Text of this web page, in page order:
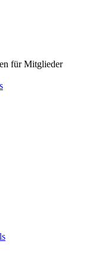
für Mitglieder